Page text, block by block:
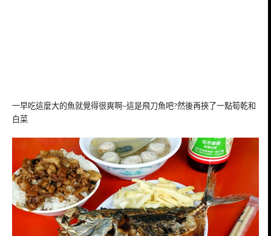
一早吃這麼大的魚就覺得很爽啊~這是飛刀魚吧?然後再挾了一點筍乾和
白菜